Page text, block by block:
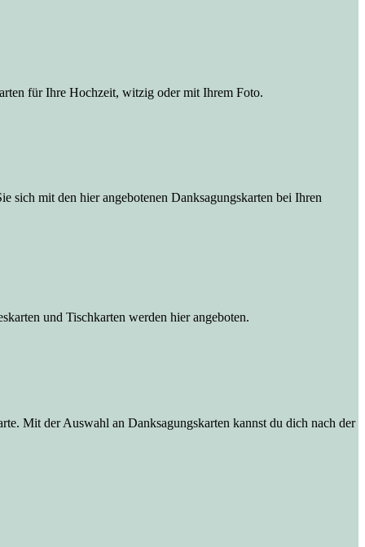
für Ihre Hochzeit, witzig oder mit Ihrem Foto.
sich mit den hier angebotenen Danksagungskarten bei Ihren
und Tischkarten werden hier angeboten.
Mit der Auswahl an Danksagungskarten kannst du dich nach der